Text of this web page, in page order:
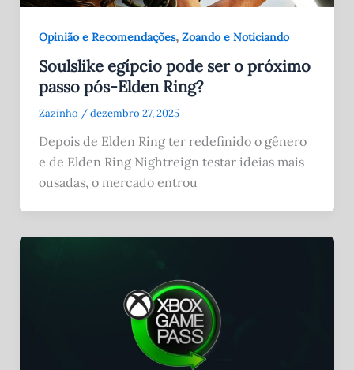
Opinião e Recomendações, Zoando e Noticiando
Soulslike egípcio pode ser o próximo
passo pós-Elden Ring?
Zazinho /dezembro 27, 2025
Depois de Elden Ring ter redefinido o gênero
e de Elden Ring Nightreign testar ideias mais
ousadas, o mercado entrou